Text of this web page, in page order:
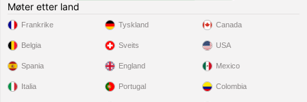
Møter etter land
Frankrike
Belgia
Spania
Italia
Tyskland
Sveits
England
Portugal
Canada
USA
Mexico
Colombia